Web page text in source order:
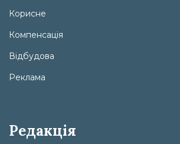
Корисне
Компенсація
Відбудова
Реклама
Редакція